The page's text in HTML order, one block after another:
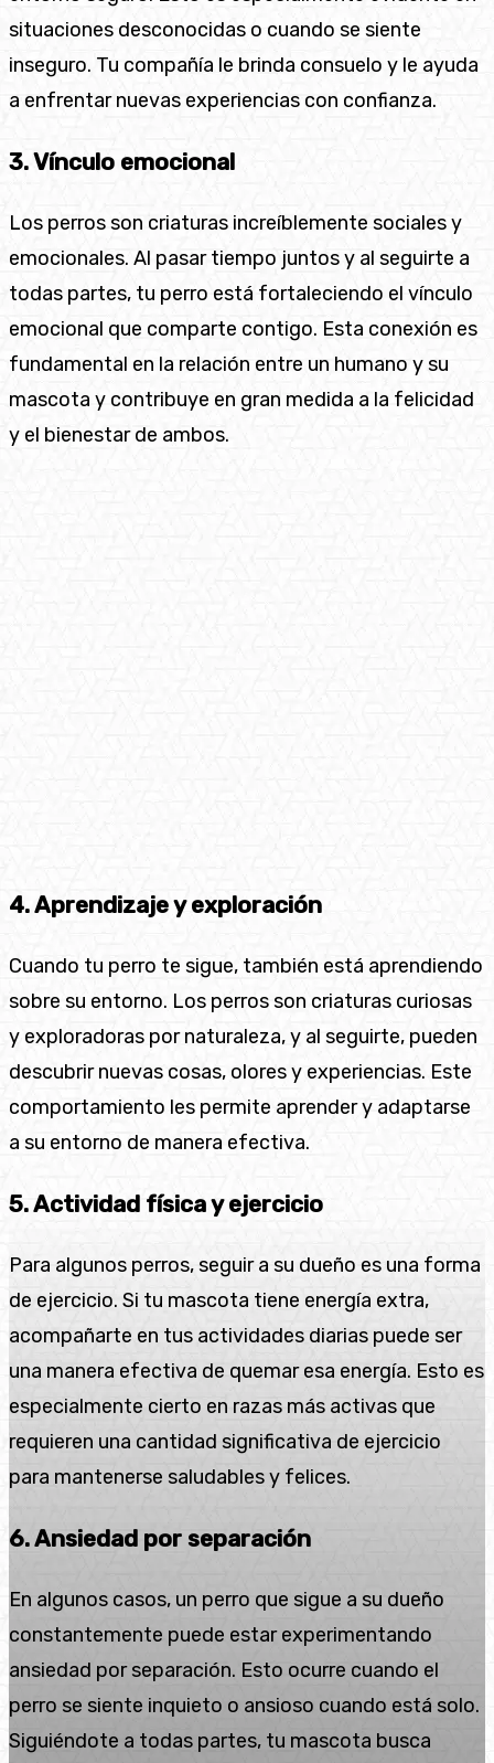
situaciones desconocidas o cuando se siente
inseguro. Tu compañía le brinda consuelo y le ayuda
a enfrentar nuevas experiencias con confianza.
3. Vínculo emocional
Los perros son criaturas increíblemente sociales y
emocionales. Al pasar tiempo juntos y al seguirte a
todas partes, tu perro está fortaleciendo el vínculo
emocional que comparte contigo. Esta conexión es
fundamental en la relación entre un humano y su
mascota y contribuye en gran medida a la felicidad
y el bienestar de ambos.
4. Aprendizaje y exploración
Cuando tu perro te sigue, también está aprendiendo
sobre su entorno. Los perros son criaturas curiosas
y exploradoras por naturaleza, y al seguirte, pueden
descubrir nuevas cosas, olores y experiencias. Este
comportamiento les permite aprender y adaptarse
a su entorno de manera efectiva.
5. Actividad física y ejercicio
Para algunos perros, seguir a su dueño es una forma
de ejercicio. Si tu mascota tiene energía extra,
acompañarte en tus actividades diarias puede ser
una manera efectiva de quemar esa energía. Esto es
especialmente cierto en razas más activas que
requieren una cantidad significativa de ejercicio
para mantenerse saludables y felices.
6. Ansiedad por separación
En algunos casos, un perro que sigue a su dueño
constantemente puede estar experimentando
ansiedad por separación. Esto ocurre cuando el
perro se siente inquieto o ansioso cuando está solo.
Siguiéndote a todas partes, tu mascota busca